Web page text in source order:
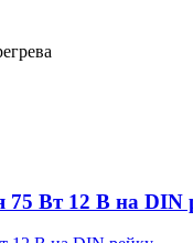
75 Вт 12 В на DIN